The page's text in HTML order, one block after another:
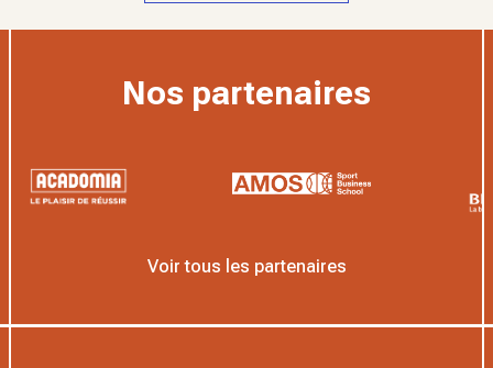
Nos partenaires
Voir tous les partenaires